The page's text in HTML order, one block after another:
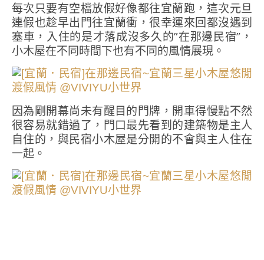
每次只要有空檔放假好像都往宜蘭跑，這次元旦
連假也趁早出門往宜蘭衝，很幸運來回都沒遇到
塞車，入住的是才落成沒多久的”在那邊民宿”，
小木屋在不同時間下也有不同的風情展現。
因為剛開幕尚未有醒目的門牌，開車得慢點不然
很容易就錯過了，門口最先看到的建築物是主人
自住的，與民宿小木屋是分開的不會與主人住在
一起。